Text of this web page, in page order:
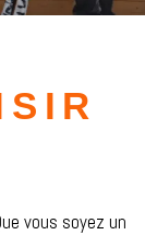
vous soyez un